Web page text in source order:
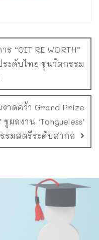
“GIT RE WORTH”
ะดับไทย ชูนวัตกรรม
งาดคว้า Grand Prize
ผลงาน ‘Tongueless’
รมสตรีระดับสากล